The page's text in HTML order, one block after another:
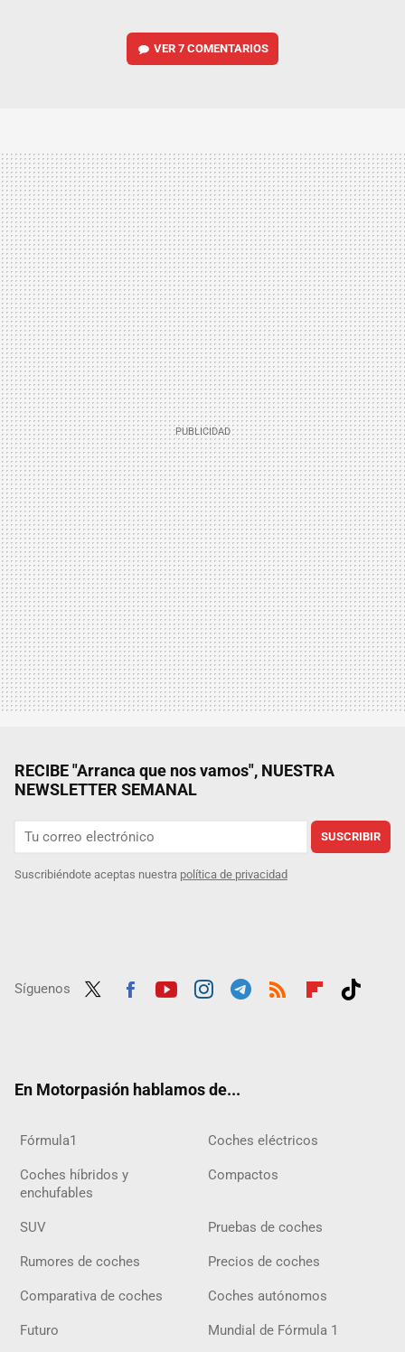
VER7 COMENTARIOS
RECIBE "Arranca que nos vamos", NUESTRA
NEWSLETTER SEMANAL
SUSCRIBIR
Suscribiéndote aceptas nuestra política de privacidad
Síguenos
En Motorpasión hablamos de...
Fórmula1 Coches eléctricos
Coches híbridos y
enchufables
Compactos
SUV Pruebas de coches
Rumores de coches Precios de coches
Comparativa de coches Coches autónomos
Futuro Mundial de Fórmula 1